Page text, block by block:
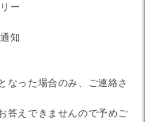
ー
知
なった場合のみ、ご連絡さ
答えできませんので予めご